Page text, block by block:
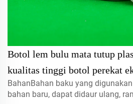
Botol lem bulu mata tutup
kualitas tinggi botol perekat
berkualitas tinggi
BahanBahan baku yang
bahan baru, dapat didaur ulang,